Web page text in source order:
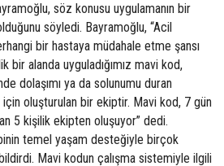
söz konusu uygulamanın bir
söyledi. Bayramoğlu, “Acil
bir hastaya müdahale etme şansı
alanda uyguladığımız mavi kod,
dolaşımı ya da solunumu duran
oluşturulan bir ekiptir. Mavi kod, 7 gün
5 kişilik ekipten oluşuyor” dedi.
temel yaşam desteğiyle birçok
Mavi kodun çalışma sistemiyle ilgili